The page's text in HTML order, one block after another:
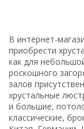
В интернет-
приобрести
как для
роскошного
залов
хрустальные
и большие,
классические,